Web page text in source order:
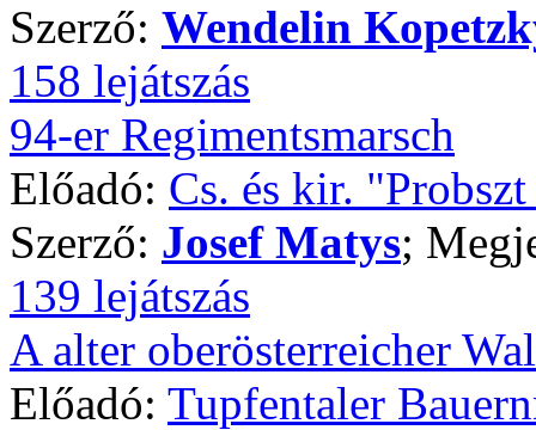
Szerző: Wendelin
158 lejátszás
94-er Regimentsmarsch
Előadó: Cs. és kir.
Szerző: Josef Matys;
139 lejátszás
A alter oberösterreicher
Előadó: Tupfentaler